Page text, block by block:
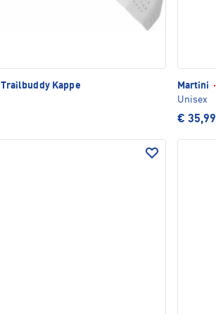
Trailbuddy Kappe
Martini ·
Unisex
€ 35,99